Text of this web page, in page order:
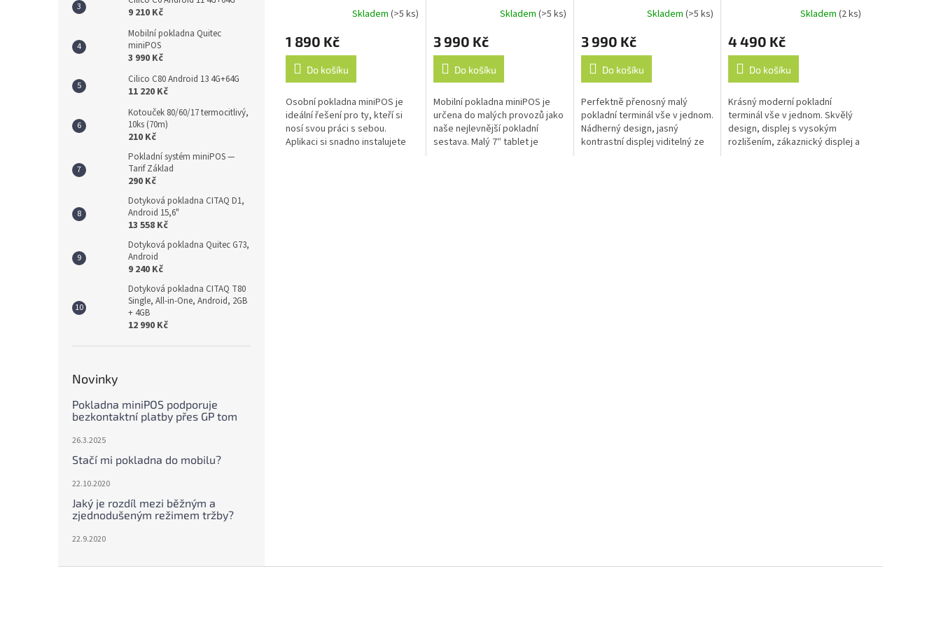
9 210 Kč
Mobilní pokladna Quitec
miniPOS
3 990 Kč
Cilico C80 Android 13 4G+64G
11 220 Kč
Kotouček 80/60/17 termocitlivý,
10ks (70m)
210 Kč
Pokladní systém miniPOS —
Tarif Základ
290 Kč
Dotyková pokladna CITAQ D1,
Android 15,6"
13 558 Kč
Dotyková pokladna Quitec G73,
Android
9 240 Kč
Dotyková pokladna CITAQ T80
Single, All-in-One, Android, 2GB
+ 4GB
12 990 Kč
Novinky
Pokladna miniPOS podporuje
bezkontaktní platby přes GP tom
26.3.2025
Stačí mi pokladna do mobilu?
22.10.2020
Jaký je rozdíl mezi běžným a
zjednodušeným režimem tržby?
22.9.2020
produktu
je
4,2
z
5
hvězdiček.
Skladem (>5 ks)
1 890 Kč
Do košíku
Osobní pokladna miniPOS je
ideální řešení pro ty, kteří si
nosí svou práci s sebou.
Aplikaci si snadno instalujete
produktu
je
3,6
z
5
hvězdiček.
Skladem (>5 ks)
3 990 Kč
Do košíku
Mobilní pokladna miniPOS je
určena do malých provozů jako
naše nejlevnější pokladní
sestava. Malý 7″ tablet je
produktu
je
3,4
z
5
hvězdiček.
Skladem(>5 ks)
3 990 Kč
Do košíku
Perfektně přenosný malý
pokladní terminál vše v jednom.
Nádherný design, jasný
kontrastní displej viditelný ze
produktu
je
3,7
z
5
hvězdiček.
Skladem(2 ks)
4 490 Kč
Do košíku
Krásný moderní pokladní
terminál vše v jednom. Skvělý
design, displej s vysokým
rozlišením, zákaznický displej a